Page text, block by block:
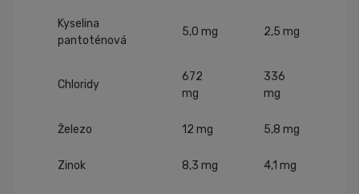
Kyselina
pantoténová
5,0 mg 2,5 mg
Chloridy
672
mg
336
mg
Železo 12 mg 5,8 mg
Zinok 8,3 mg 4,1 mg